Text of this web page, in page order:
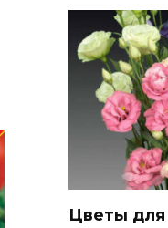
Цветы для